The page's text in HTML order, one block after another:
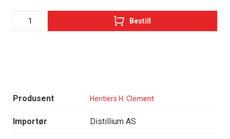
Produsent Heritiers H. Clement
Importør Distillium AS
Bestill